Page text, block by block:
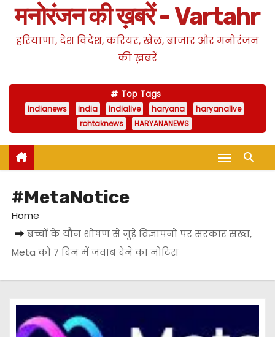
मनोरंजन की ख़बरें - Vartahr
हरियाणा, देश विदेश, करियर, खेल, बाजार और मनोरंजन
की ख़बरें
Top Tags
indianews india indialive haryana
haryanalive
rohtaknews
HARYANANEWS
#MetaNotice
Home
बच्चों के यौन शोषण से जुड़े विज्ञापनों पर सरकार सख्त,
Meta को 7 दिन में जवाब देने का नोटिस